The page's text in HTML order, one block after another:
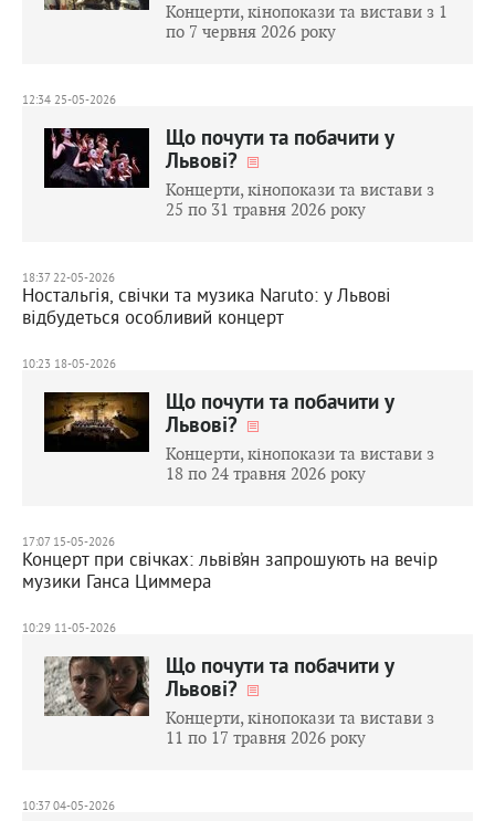
Концерти, кінопокази та вистави з 1
по 7 червня 2026 року
12:34 25-05-2026
Що почути та побачити у
Львові?
Концерти, кінопокази та вистави з
25 по 31 травня 2026 року
18:37 22-05-2026
Ностальгія, свічки та музика Naruto: у Львові
відбудеться особливий концерт
10:23 18-05-2026
Що почути та побачити у
Львові?
Концерти, кінопокази та вистави з
18 по 24 травня 2026 року
17:07 15-05-2026
Концерт при свічках: львів’ян запрошують на вечір
музики Ганса Циммера
10:29 11-05-2026
Що почути та побачити у
Львові?
Концерти, кінопокази та вистави з
11 по 17 травня 2026 року
10:37 04-05-2026